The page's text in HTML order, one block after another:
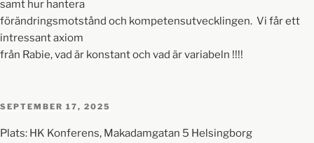
samt hur hantera
förändringsmotstånd och kompetensutvecklingen. Vi får ett
intressant axiom
från Rabie, vad är konstant och vad är variabeln !!!!
SEPTEMBER 17, 2025
Plats: HK Konferens, Makadamgatan 5 Helsingborg